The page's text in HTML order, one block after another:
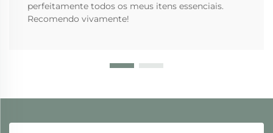
perfeitamente todos os meus itens essenciais.
Recomendo vivamente!